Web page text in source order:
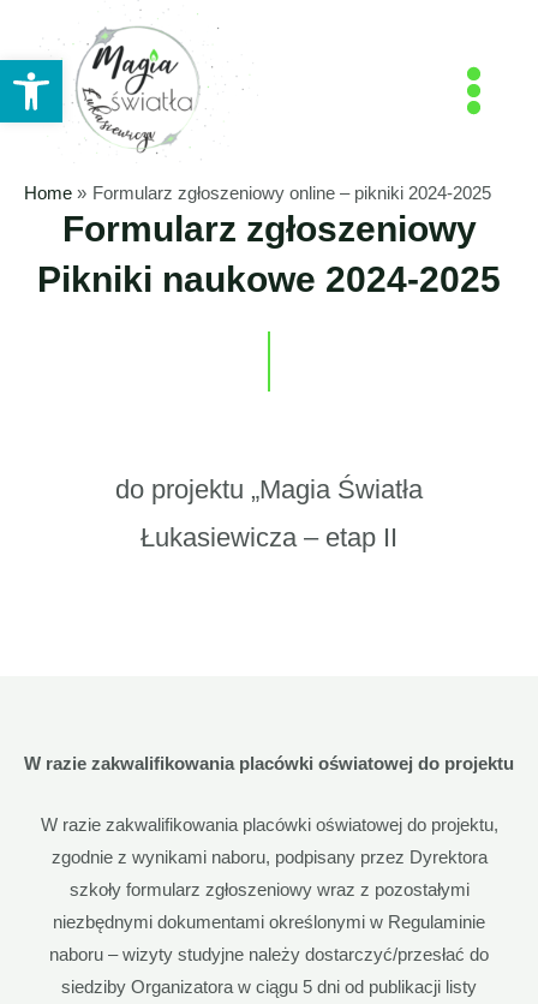
Open toolbar
content
MENU
Home Formularz zgłoszeniowy online – pikniki 2024-2025
Formularz zgłoszeniowy
Pikniki naukowe 2024-2025
do projektu „Magia Światła
Łukasiewicza – etap II
W razie zakwalifikowania placówki oświatowej do projektu
W razie zakwalifikowania placówki oświatowej do projektu,
zgodnie z wynikami naboru, podpisany przez Dyrektora
szkoły formularz zgłoszeniowy wraz z pozostałymi
niezbędnymi dokumentami określonymi w Regulaminie
naboru – wizyty studyjne należy dostarczyć/przesłać do
siedziby Organizatora w ciągu 5 dni od publikacji listy